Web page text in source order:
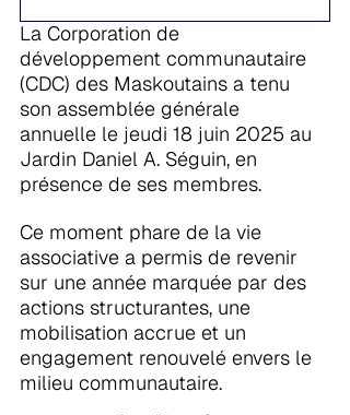
La Corporation de
développement communautaire
(CDC) des Maskoutains a tenu
son assemblée générale
annuelle le jeudi 18 juin 2025 au
Jardin Daniel A. Séguin, en
présence de ses membres.
Ce moment phare de la vie
associative a permis de revenir
sur une année marquée par des
actions structurantes, une
mobilisation accrue et un
engagement renouvelé envers le
milieu communautaire.